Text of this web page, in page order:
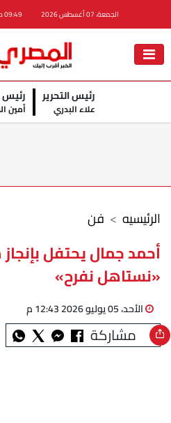
الجمعة، 07 أغسطس 2026
رئيس التحرير
علاء البدري
رئيس
أمين
فن الرئيسيه
أحمد جمال يحتفل
«نستاهل نفرح»
الأحد، 05 يوليو 2026 12:43 م
مشاركة